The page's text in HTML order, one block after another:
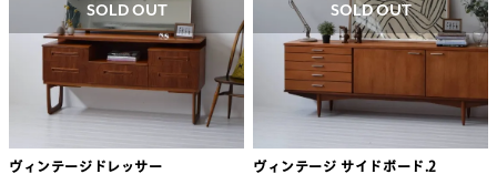
SOLD OUT
ヴィンテージドレッサー
SOLD OUT
ヴィンテージ サイドボード.2